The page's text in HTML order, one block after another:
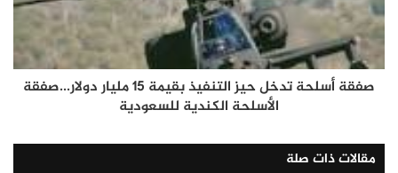
صفقة أسلحة تدخل حيز التنفيذ بقيمة 15 مليار دولار...صفقة
الأسلحة الكندية للسعودية
مقالات ذات صلة